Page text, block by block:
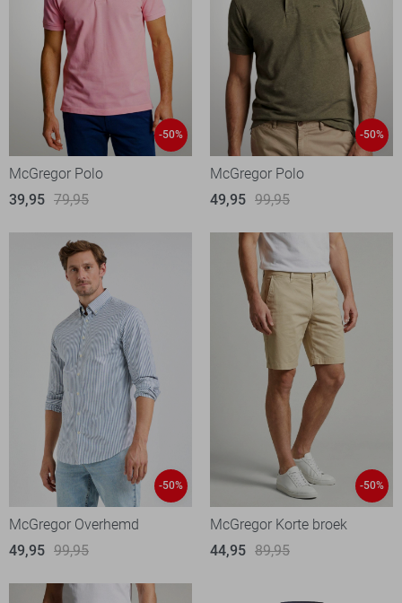
-50%
McGregor Polo
39,95 79,95
-50%
McGregor Polo
49,95 99,95
-50%
McGregor Overhemd
49,95 99,95
-50%
McGregor Korte broek
44,95 89,95